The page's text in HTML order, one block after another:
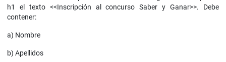
h1 el texto <<Inscripción al concurso Saber y Ganar>>. Debe
contener:
a) Nombre
b) Apellidos